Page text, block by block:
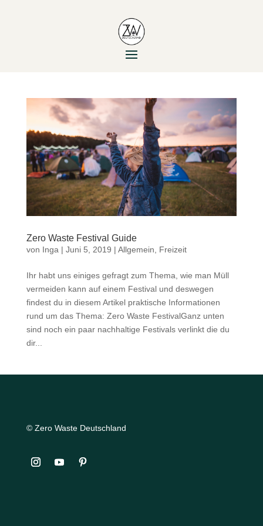
Zero Waste Festival Guide
von Inga | Juni 5, 2019 | Allgemein Freizeit
Ihr habt uns einiges gefragt zum Thema, wie man Müll
vermeiden kann auf einem Festival und deswegen
findest du in diesem Artikel praktische Informationen
rund um das Thema: Zero Waste FestivalGanz unten
sind noch ein paar nachhaltige Festivals verlinkt die du
dir...
© Zero Waste Deutschland